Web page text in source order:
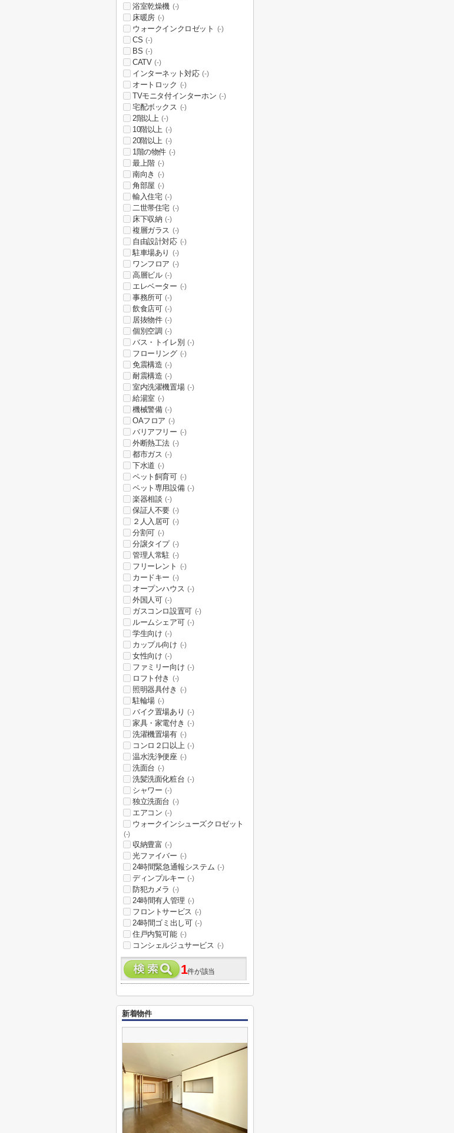
浴室乾燥機 (-)
床暖房 (-)
ウォークインクロゼット (-)
CS (-)
BS (-)
CATV (-)
インターネット対応 (-)
オートロック (-)
TVモニタ付インターホン (-)
宅配ボックス (-)
2階以上 (-)
10階以上 (-)
20階以上 (-)
1階の物件 (-)
最上階 (-)
南向き (-)
角部屋 (-)
輸入住宅 (-)
二世帯住宅 (-)
床下収納 (-)
複層ガラス (-)
自由設計対応 (-)
駐車場あり (-)
ワンフロア (-)
高層ビル (-)
エレベーター (-)
事務所可 (-)
飲食店可 (-)
居抜物件 (-)
個別空調 (-)
バス・トイレ別 (-)
フローリング (-)
免震構造 (-)
耐震構造 (-)
室内洗濯機置場 (-)
給湯室 (-)
機械警備 (-)
OAフロア (-)
バリアフリー (-)
外断熱工法 (-)
都市ガス (-)
下水道 (-)
ペット飼育可 (-)
ペット専用設備 (-)
楽器相談 (-)
保証人不要 (-)
２人入居可 (-)
分割可 (-)
分譲タイプ (-)
管理人常駐 (-)
フリーレント (-)
カードキー (-)
オープンハウス (-)
外国人可 (-)
ガスコンロ設置可 (-)
ルームシェア可 (-)
学生向け (-)
カップル向け (-)
女性向け (-)
ファミリー向け (-)
ロフト付き (-)
照明器具付き (-)
駐輪場 (-)
バイク置場あり (-)
家具・家電付き (-)
洗濯機置場有 (-)
コンロ２口以上 (-)
温水洗浄便座 (-)
洗面台 (-)
洗髪洗面化粧台 (-)
シャワー (-)
独立洗面台 (-)
エアコン (-)
ウォークインシューズクロゼット
(-)
収納豊富 (-)
光ファイバー (-)
24時間緊急通報システム (-)
ディンプルキー (-)
防犯カメラ (-)
24時間有人管理 (-)
フロントサービス (-)
24時間ゴミ出し可 (-)
住戸内覧可能 (-)
コンシェルジュサービス (-)
1件が該当
新着物件